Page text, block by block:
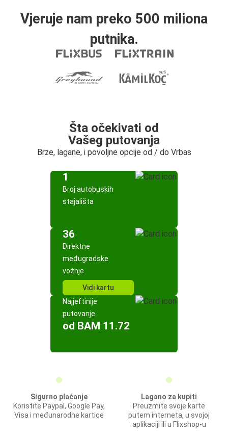
Vjeruje nam preko 500 miliona
putnika.
Šta očekivati od
Vašeg putovanja
Brze, lagane, i povoljne opcije od / do Vrbas
1
Broj autobuskih
stajališta
36
Direktne
međugradske
vožnje
Vidi kartu
Najjeftinije
putovanje
od BAM 11.72
Sigurno plaćanje
Koristite Paypal, Google Pay,
Visa i međunarodne kartice
Lagano za kupiti
Preuzmite svoje karte
putem interneta, u svojoj
aplikaciji ili u Flixshop-u